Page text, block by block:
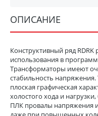
ОПИСАНИЕ
Конструктивный ряд RDRK
использования в
Трансформаторы имеют
стабильность
плоская графическая
холостого хода и
ПЛК провалы напряжения